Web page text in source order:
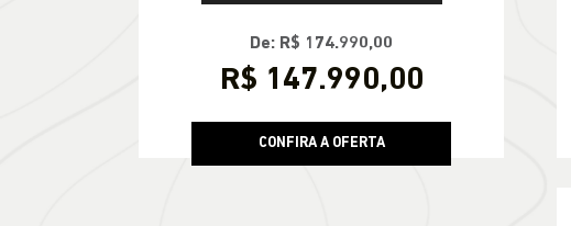
De: R$ 174.990,00
R$ 147.990,00
CONFIRA A OFERTA